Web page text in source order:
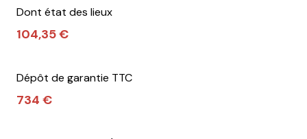
Dont état des lieux
104,35 €
Dépôt de garantie TTC
734 €